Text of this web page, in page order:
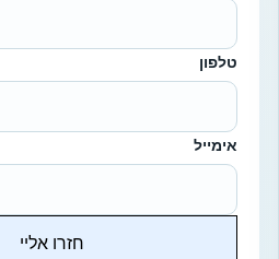
טלפון
אימייל
חזרו אליי